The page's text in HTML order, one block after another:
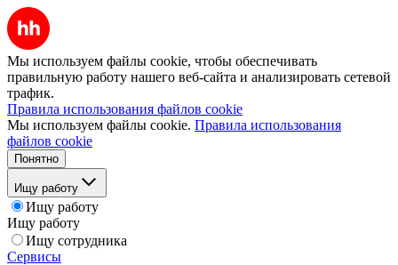
Мы используем файлы cookie, чтобы обеспечивать
правильную работу нашего веб-сайта и анализировать сетевой
трафик.
Правила использования файлов cookie
Мы используем файлы cookie. Правила использования
файлов cookie
Понятно
Ищу работу
Ищу работу
Ищу работу
Ищу сотрудника
Сервисы